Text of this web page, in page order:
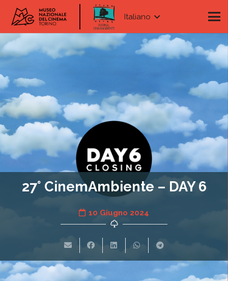
Italiano
27° CinemAmbiente – DAY 6
10 Giugno 2024